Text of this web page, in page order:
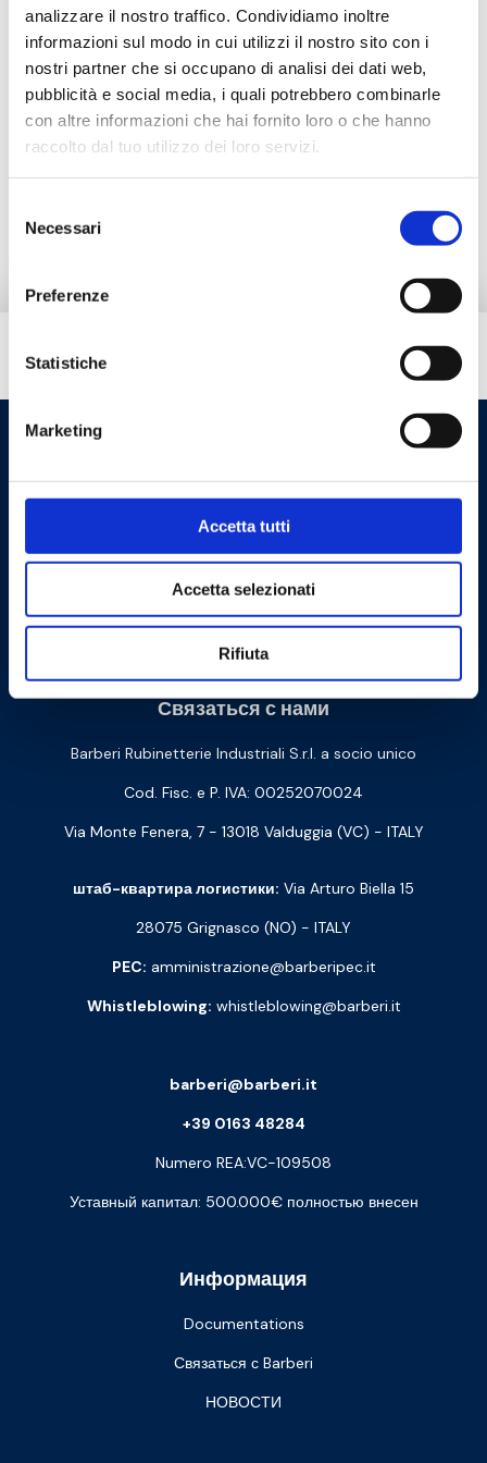
analizzare il nostro traffico. Condividiamo inoltre
informazioni sul modo in cui utilizzi il nostro sito con i
nostri partner che si occupano di analisi dei dati web,
pubblicità e social media, i quali potrebbero combinarle
con altre informazioni che hai fornito loro o che hanno
raccolto dal tuo utilizzo dei loro servizi.
delNecessari
Preferenze
Statistiche
Marketing
Accetta tutti
Accetta selezionati
Rifiuta
Дополнительные принадлежности
Альтернативная продукция
Cookie Policy Privacy Policy
Связаться с нами
Barberi Rubinetterie Industriali S.r.l. a socio unico
Cod. Fisc. e P. IVA: 00252070024
Via Monte Fenera, 7 - 13018 Valduggia (VC) - ITALY
штаб-квартира логистики: Via Arturo Biella 15
28075 Grignasco (NO) - ITALY
PEC: amministrazione@barberipec.it
Whistleblowing: whistleblowing@barberi.it
Информация
Documentations
Связаться с Barberi
НОВОСТИ
barberi@barberi.it
+39 0163 48284
Numero REA:VC-109508
Уставный капитал: 500.000€ полностью внесен